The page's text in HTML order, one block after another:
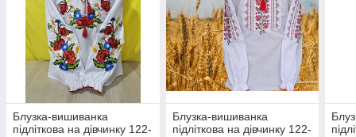
Блузка-вишиванка
підліткова на дівчинку 122-
Блузка-вишиванка
підліткова на дівчинку 122-